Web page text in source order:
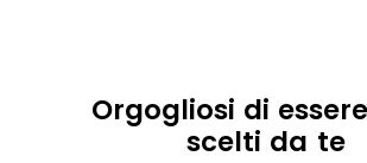
Orgogliosi di
scelti da te